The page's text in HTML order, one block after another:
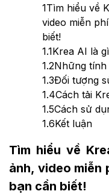
1Tìm hiểu về
video miễn
biết!
1.1Krea AI là
1.2Những tính
1.3Đối tượng
1.4Cách tải
1.5Cách sử
1.6Kết luận
Tìm hiểu về
ảnh, video miễn
bạn cần biết!